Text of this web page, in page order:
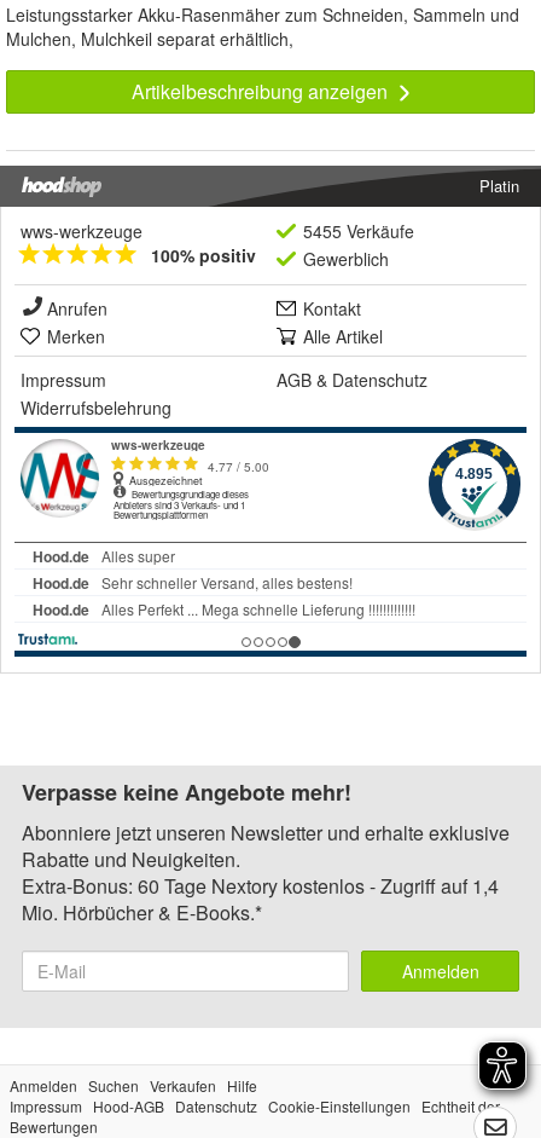
Leistungsstarker Akku-Rasenmäher zum Schneiden, Sammeln und
Mulchen, Mulchkeil separat erhältlich,
Artikelbeschreibung anzeigen
Platin
wws-werkzeuge
100% positiv
5455 Verkäufe
Gewerblich
Anrufen
Kontakt
Merken
Alle Artikel
Impressum
AGB & Datenschutz
Widerrufsbelehrung
Verpasse keine Angebote mehr!
Abonniere jetzt unseren Newsletter und erhalte exklusive
Rabatte und Neuigkeiten.
Extra-Bonus: 60 Tage Nextory kostenlos - Zugriff auf 1,4
Mio. Hörbücher & E-Books.*
Anmelden
Anmelden Suchen Verkaufen
Hilfe
Impressum
Hood-AGB Datenschutz Cookie-Einstellungen
Echtheit der
Bewertungen